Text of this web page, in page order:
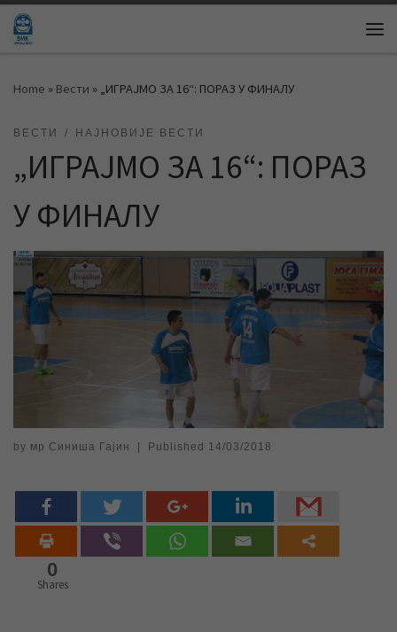
Skip to content
Home » Вести » „ИГРАЈМО ЗА 16“: ПОРАЗ У ФИНАЛУ
ВЕСТИ НАЈНОВИЈЕ ВЕСТИ
„ИГРАЈМО ЗА 16“: ПОРАЗ
У ФИНАЛУ
by мр Синиша Гајин Published 14/03/2018
0
Shares